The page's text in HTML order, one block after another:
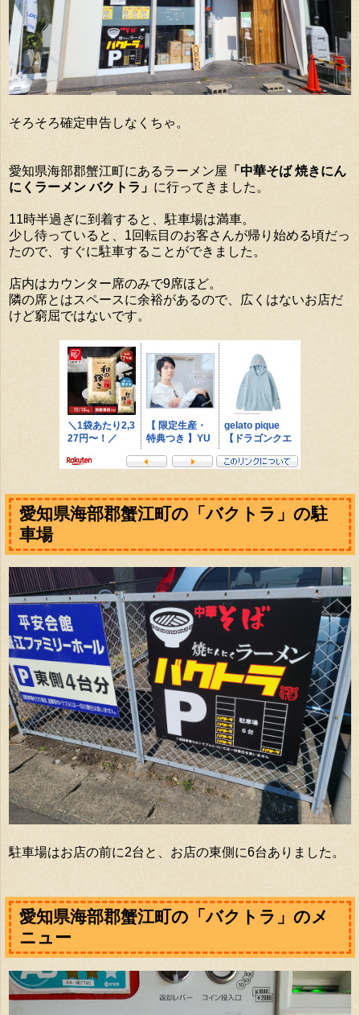
そろそろ確定申告しなくちゃ。
愛知県海部郡蟹江町にあるラーメン屋 「中華そば 焼きにん
にくラーメン バクトラ」 に行ってきました。
11時半過ぎに到着すると、駐車場は満車。
少し待っていると、1回転目のお客さんが帰り始める頃だっ
たので、すぐに駐車することができました。
店内はカウンター席のみで9席ほど。
隣の席とはスペースに余裕があるので、広くはないお店だ
けど窮屈ではないです。
愛知県海部郡蟹江町の「バクトラ」の駐
車場
駐車場はお店の前に2台と、お店の東側に6台ありました。
愛知県海部郡蟹江町の「バクトラ」のメ
ニュー